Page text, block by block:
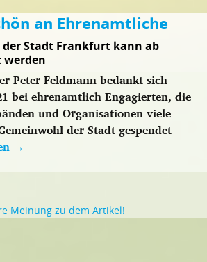
an Ehrenamtliche
der Stadt Frankfurt kann ab
Peter Feldmann bedankt sich
bei ehrenamtlich Engagierten, die
und Organisationen viele
der Stadt gespendet
→
Meinung zu dem Artikel!